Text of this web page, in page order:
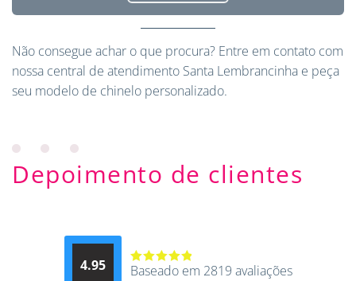
Não consegue achar o que procura? Entre em contato com
nossa central de atendimento Santa Lembrancinha e peça
seu modelo de chinelo personalizado.
Depoimento de clientes
4.95
Avaliação
Baseado em 2819 avaliações